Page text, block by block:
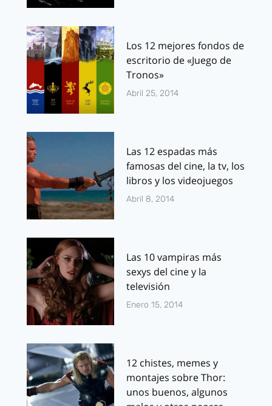
Los 12 mejores fondos de
escritorio de «Juego de
Tronos»
Abril 25, 2014
Las 12 espadas más
famosas del cine, la tv, los
libros y los videojuegos
Abril 8, 2014
Las 10 vampiras más
sexys del cine y la
televisión
Enero 15, 2014
12 chistes, memes y
montajes sobre Thor:
unos buenos, algunos